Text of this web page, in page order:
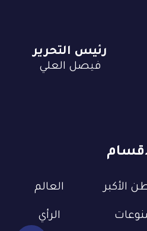
الأكبر العالم
الرأي
رئيس التحرير
فيصل العلي